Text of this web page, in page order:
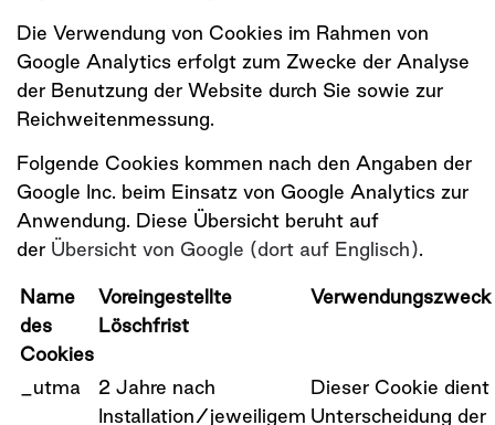
Die Verwendung von Cookies im Rahmen von
Google Analytics erfolgt zum Zwecke der Analyse
der Benutzung der Website durch Sie sowie zur
Reichweitenmessung.
Folgende Cookies kommen nach den Angaben der
Google Inc. beim Einsatz von Google Analytics zur
Anwendung. Diese Übersicht beruht auf
der Übersicht von Google (dort auf Englisch).
Name
des
Cookies
Voreingestellte
Löschfrist
Verwendungszweck
_utma
2 Jahre nach
Installation/jeweiligem
Dieser Cookie dient
Unterscheidung der